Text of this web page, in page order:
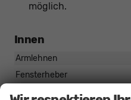
möglich.
Innen
Armlehnen
Fensterheber
Innenraumfilter